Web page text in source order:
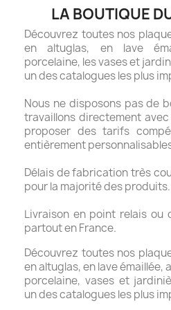
LA BOUTIQUE
Découvrez toutes nos
en altuglas, en lave
porcelaine, les vases et
un des catalogues les plus
Nous ne disposons pas de
travaillons directement
proposer des tarifs
entièrement
Délais de fabrication très
pour la majorité des produits.
Livraison en point relais ou
partout en France.
Découvrez toutes nos
en altuglas, en lave émaillée,
porcelaine, vases et
un des catalogues les plus